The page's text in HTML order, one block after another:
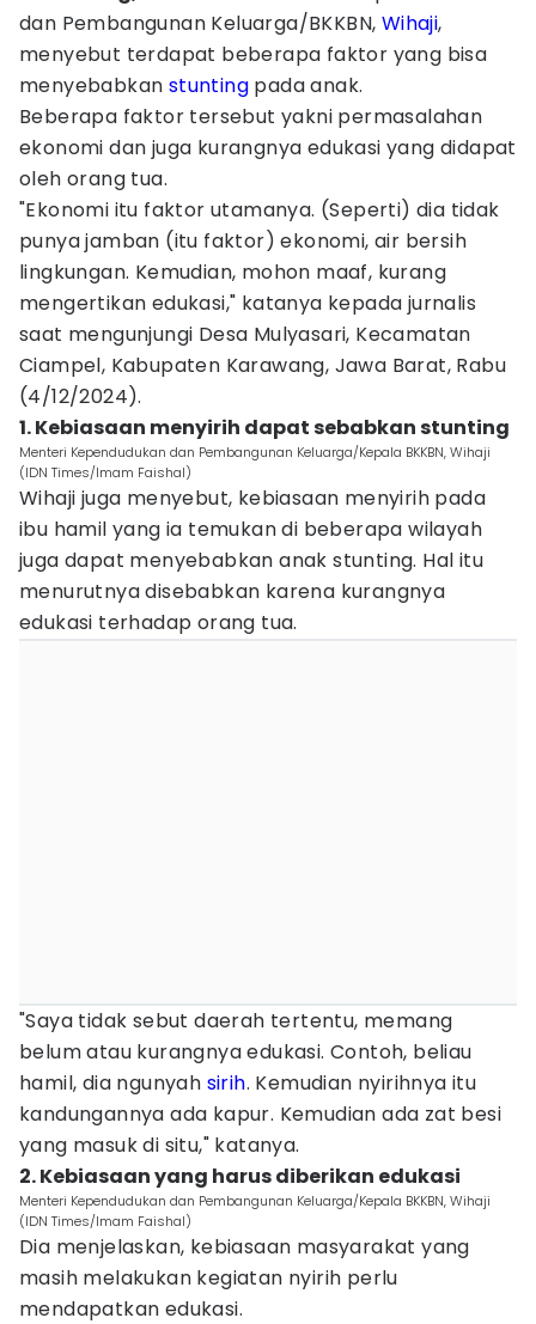
dan Pembangunan Keluarga/BKKBN, Wihaji,
menyebut terdapat beberapa faktor yang bisa
menyebabkan stunting pada anak.
Beberapa faktor tersebut yakni permasalahan
ekonomi dan juga kurangnya edukasi yang didapat
oleh orang tua.
"Ekonomi itu faktor utamanya. (Seperti) dia tidak
punya jamban (itu faktor) ekonomi, air bersih
lingkungan. Kemudian, mohon maaf, kurang
mengertikan edukasi," katanya kepada jurnalis
saat mengunjungi Desa Mulyasari, Kecamatan
Ciampel, Kabupaten Karawang, Jawa Barat, Rabu
(4/12/2024).
1. Kebiasaan menyirih dapat sebabkan stunting
Menteri Kependudukan dan Pembangunan Keluarga/Kepala BKKBN, Wihaji
(IDN Times/Imam Faishal)
Wihaji juga menyebut, kebiasaan menyirih pada
ibu hamil yang ia temukan di beberapa wilayah
juga dapat menyebabkan anak stunting. Hal itu
menurutnya disebabkan karena kurangnya
edukasi terhadap orang tua.
"Saya tidak sebut daerah tertentu, memang
belum atau kurangnya edukasi. Contoh, beliau
hamil, dia ngunyah sirih. Kemudian nyirihnya itu
kandungannya ada kapur. Kemudian ada zat besi
yang masuk di situ," katanya.
2. Kebiasaan yang harus diberikan edukasi
Menteri Kependudukan dan Pembangunan Keluarga/Kepala BKKBN, Wihaji
(IDN Times/Imam Faishal)
Dia menjelaskan, kebiasaan masyarakat yang
masih melakukan kegiatan nyirih perlu
mendapatkan edukasi.